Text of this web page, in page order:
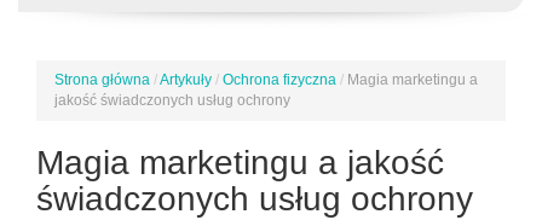
wyszukiwania
Jesteś
tutaj
Strona główna /Artykuły / Ochrona fizyczna / Magia marketingu a
jakość świadczonych usług ochrony
Magia marketingu a jakość
świadczonych usług ochrony